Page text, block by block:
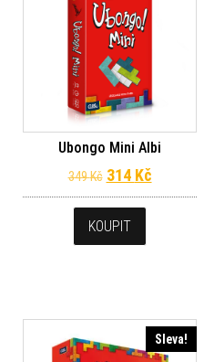
Ubongo Mini Albi
349Kč Původní cena
314 Kč
KOUPIT
Sleva!